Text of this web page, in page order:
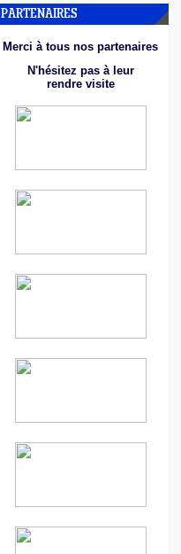
PARTENAIRES
Merci à tous nos partenaires
N'hésitez pas à leur
rendre visite